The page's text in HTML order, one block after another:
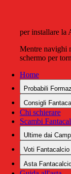
per installare la
Mentre navighi
schermo per
Home
Probabili
Consigli
Chi schierare
Scambi
Ultime dai
Voti Fantacalcio
Asta